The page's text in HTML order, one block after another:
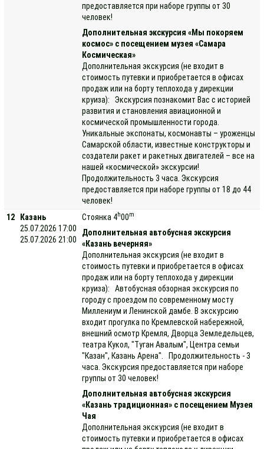
предоставляется при наборе группы от 30
человек!
Дополнительная экскурсия «Мы покоряем
космос» с посещением музея «Самара
Космическая»
Дополнительная экскурсия (не входит в
стоимость путевки и приобретается в офисах
продаж или на борту теплохода у дирекции
круиза): Экскурсия познакомит Вас с историей
развития и становления авиационной и
космической промышленности города.
Уникальные экспонаты, космонавты – уроженцы
Самарской области, известные конструкторы и
создатели ракет и ракетных двигателей – все на
нашей «космической» экскурсии!
Продолжительность 3 часа. Экскурсия
предоставляется при наборе группы от 18 до 44
человек!
12
Казань
25.07.2026 17:00
25.07.2026 21:00
Стоянка 4h00m
Дополнительная автобусная экскурсия
«Казань вечерняя»
Дополнительная экскурсия (не входит в
стоимость путевки и приобретается в офисах
продаж или на борту теплохода у дирекции
круиза): Автобусная обзорная экскурсия по
городу с проездом по современному мосту
Миллениум и Ленинской дамбе. В экскурсию
входит прогулка по Кремлевской набережной,
внешний осмотр Кремля, Дворца Земледельцев,
театра Кукол, "Туган Авалым", Центра семьи
"Казан", Казань Арена". Продолжительность - 3
часа. Экскурсия предоставляется при наборе
группы от 30 человек!
Дополнительная автобусная экскурсия
«Казань традиционная» с посещением Музея
Чая
Дополнительная экскурсия (не входит в
стоимость путевки и приобретается в офисах